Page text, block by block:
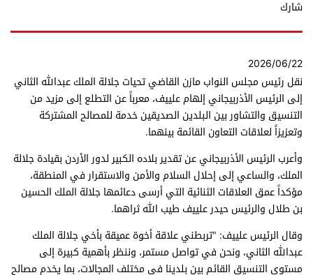
شارك
2026/06/22
نقل رئيس مجلس النواب مازن القاضي تحيات جلالة الملك عبدالله الثاني
إلى الرئيس الأذربيجاني إلهام علييف، معرباً عن التطلع إلى مزيد من
التنسيق والتشاور بين البلدين الصديقين خدمة للمصالح المشتركة
وتعزيزاً لعلاقات التعاون القائمة بينهما.
وأعرب الرئيس الأذربيجاني عن تقدير بلاده الكبير لدور الأردن بقيادة جلالة
الملك، والساعي إلى إحلال السلام والأمن والاستقرار في المنطقة،
مؤكداً عمق العلاقات الثنائية التي أرسى دعائمها جلالة الملك الحسين
بن طلال والرئيس حيدر علييف طيب الله ثراهما.
وقال الرئيس علييف: "تربطني علاقة أخوة عميقة بأخي جلالة الملك
عبدالله الثاني، ونحن في تواصل مستمر، وننظر بأهمية كبيرة إلى
مستوى التنسيق القائم بين بلدينا في مختلف المجالات، بما يخدم مصالح